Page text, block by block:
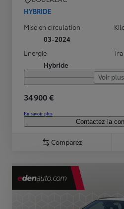
HYBRIDE
Mise en circulation
03-2024
Energie
Hybride
Voir plus
34 900 €
En savoir plus
Contactez la
Comparez